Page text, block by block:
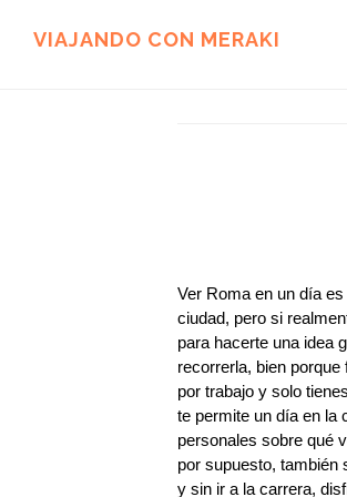
VIAJANDO CON MERAKI
Ver Roma en un día
ciudad, pero si
para hacerte una idea
recorrerla, bien
por trabajo y solo
te permite un día en la
personales sobre qué
por supuesto, también
y sin ir a la carrera,